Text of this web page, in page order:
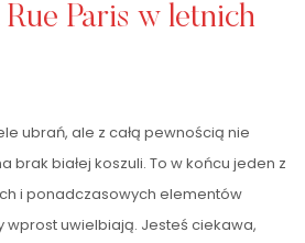
Rue Paris w letnich
ubrań, ale z całą pewnością nie
brak białej koszuli. To w końcu jeden z
i ponadczasowych elementów
uwielbiają. Jesteś ciekawa,